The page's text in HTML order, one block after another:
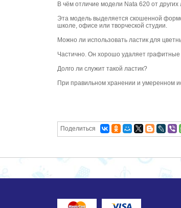
В чём отличие модели Nata 620 от других
Эта модель выделяется скошенной
школе, офисе или творческой студии.
Можно ли использовать ластик для
Частично. Он хорошо удаляет
Долго ли служит такой ластик?
При правильном хранении и умеренном
Поделиться